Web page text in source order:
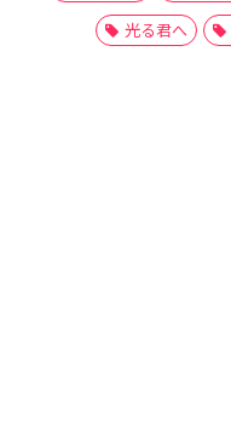
光る君へ